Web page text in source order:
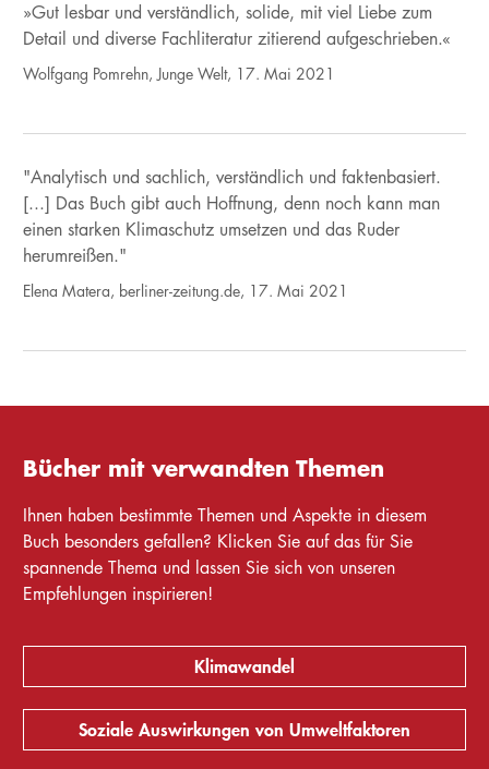
»Gut lesbar und verständlich, solide, mit viel Liebe zum
Detail und diverse Fachliteratur zitierend aufgeschrieben.«
Wolfgang Pomrehn, Junge Welt, 17. Mai 2021
"Analytisch und sachlich, verständlich und faktenbasiert.
[...] Das Buch gibt auch Hoffnung, denn noch kann man
einen starken Klimaschutz umsetzen und das Ruder
herumreißen."
Elena Matera, berliner-zeitung.de, 17. Mai 2021
Bücher mit verwandten Themen
Ihnen haben bestimmte Themen und Aspekte in diesem
Buch besonders gefallen? Klicken Sie auf das für Sie
spannende Thema und lassen Sie sich von unseren
Empfehlungen inspirieren!
Klimawandel
Soziale Auswirkungen von Umweltfaktoren